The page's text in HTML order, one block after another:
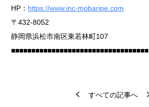
HP： https://www.inc-mobaripe.com
〒432-8052
静岡県浜松市南区東若林町107
■■■■■■■■■■■■■■■■■■■■■■■■■■■■■■■■■■
すべての記事へ